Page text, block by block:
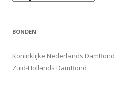
BONDEN
Koninklijke Nederlands DamBond
Zuid-Hollands DamBond